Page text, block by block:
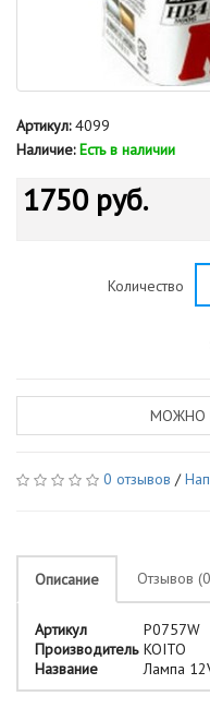
Артикул:4099
Наличие: Есть в наличии
1750 руб.
Количество
МОЖНО
0 отзывов /
Описание Отзывов
Артикул
P0757W
Производитель KOITO
Название
Лампа